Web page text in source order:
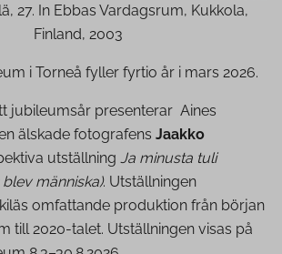
27. In Ebbas Vardagsrum, Kukkola,
Finland, 2003
i Torneå fyller fyrtio år i mars 2026.
jubileumsår presenterar Aines
älskade fotografens Jaakko
utställning Ja minusta tuli
människa). Utställningen
omfattande produktion från början
till 2020-talet. Utställningen visas på